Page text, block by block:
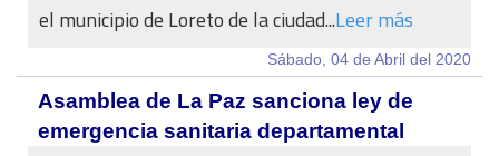
el municipio de Loreto de la ciudad...Leer más
Sábado, 04 de Abril del 2020
Asamblea de La Paz sanciona ley de
emergencia sanitaria departamental